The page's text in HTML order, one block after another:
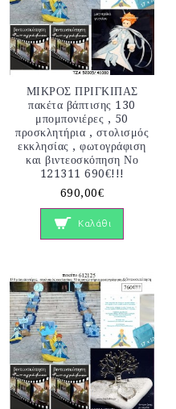
ΜΙΚΡΟΣ ΠΡΙΓΚΙΠΑΣ
πακέτα βάπτισης 130
μπομπονιέρες , 50
προσκλητήρια , στολισμός
εκκλησίας , φωτογράφιση
και βιντεοσκόπηση Νο
121311 690€!!!
690,00€
Καλάθι